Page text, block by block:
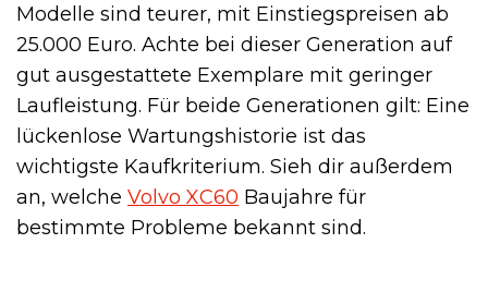
Modelle sind teurer, mit Einstiegspreisen ab
25.000 Euro. Achte bei dieser Generation auf
gut ausgestattete Exemplare mit geringer
Laufleistung. Für beide Generationen gilt: Eine
lückenlose Wartungshistorie ist das
wichtigste Kaufkriterium. Sieh dir außerdem
an, welche Volvo XC60 Baujahre für
bestimmte Probleme bekannt sind.